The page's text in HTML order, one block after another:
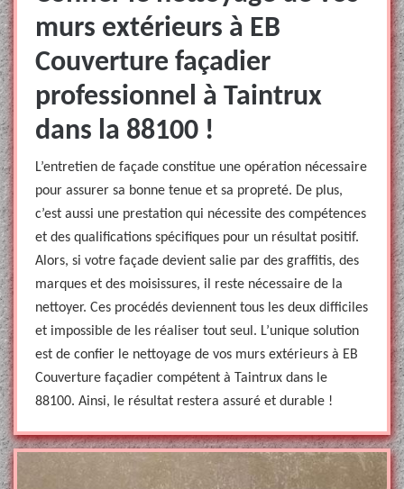
murs extérieurs à EB
Couverture façadier
professionnel à Taintrux
dans la 88100 !
L’entretien de façade constitue une opération nécessaire
pour assurer sa bonne tenue et sa propreté. De plus,
c’est aussi une prestation qui nécessite des compétences
et des qualifications spécifiques pour un résultat positif.
Alors, si votre façade devient salie par des graffitis, des
marques et des moisissures, il reste nécessaire de la
nettoyer. Ces procédés deviennent tous les deux difficiles
et impossible de les réaliser tout seul. L’unique solution
est de confier le nettoyage de vos murs extérieurs à EB
Couverture façadier compétent à Taintrux dans le
88100. Ainsi, le résultat restera assuré et durable !